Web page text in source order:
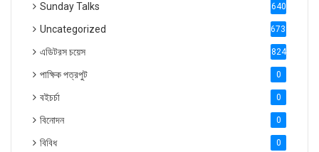
Sunday Talks 640
Uncategorized 6738
এডিটরস চয়েস 824
পাক্ষিক পত্রপুট 0
বইচর্চা 0
বিনোদন 0
বিবিধ 0